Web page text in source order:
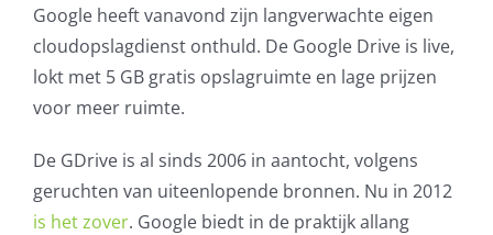
Cloud Computing
VOIP
AVG
Google heeft vanavond zijn langverwachte eigen
cloudopslagdienst onthuld. De Google Drive is live,
lokt met 5 GB gratis opslagruimte en lage prijzen
voor meer ruimte.
De GDrive is al sinds 2006 in aantocht, volgens
geruchten van uiteenlopende bronnen. Nu in 2012
is het zover. Google biedt in de praktijk allang